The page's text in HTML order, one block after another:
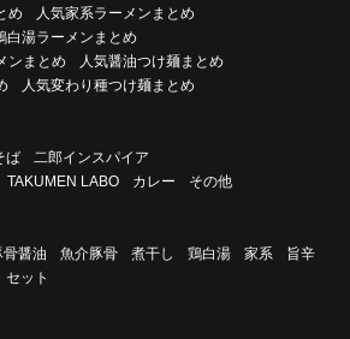
め
人気家系ラーメンまとめ
白湯ラーメンまとめ
ンまとめ
人気醤油つけ麺まとめ
人気変わり種つけ麺まとめ
ば
二郎インスパイア
TAKUMEN LABO カレー その他
骨醤油 魚介豚骨 煮干し 鶏白湯 家系
旨辛
セット